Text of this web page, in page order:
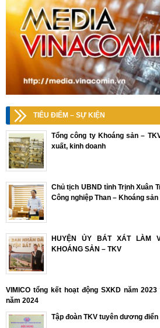
TIÊU ĐIỂM – SỰ KIỆN
Tổng công ty Khoáng sản –
xuất, kinh doanh
Chủ tịch UBND tỉnh Trịnh Xuân
Công nghiệp Than – Khoáng sản
HUYỆN ỦY BÁT XÁT LÀM
KHOÁNG SẢN – TKV
VIMICO tổng kết hoạt động SXKD năm
năm 2024
Tập đoàn TKV tuyên dương